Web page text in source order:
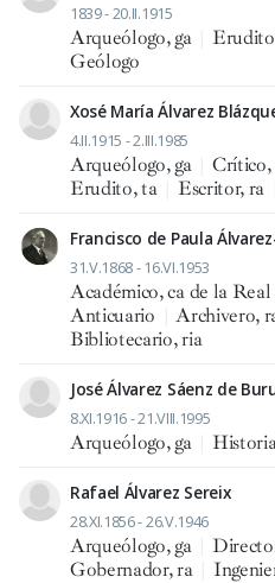
1839 - 20.II.1915
Arqueólogo, ga
Geólogo
Xosé María Álvarez
4.II.1915 - 2.III.1985
Arqueólogo, ga Crítico,
Erudito, ta
Escritor, ra
Francisco de Paula
31.V.1868 - 16.VI.1953
Académico, ca de la
Anticuario
Archivero,
Bibliotecario, ria
José Álvarez Sáenz de
8.XI.1916 - 21.VIII.1995
Arqueólogo, ga
Rafael Álvarez Sereix
28.XI.1856 - 26.V.1946
Arqueólogo, ga
Gobernador, ra